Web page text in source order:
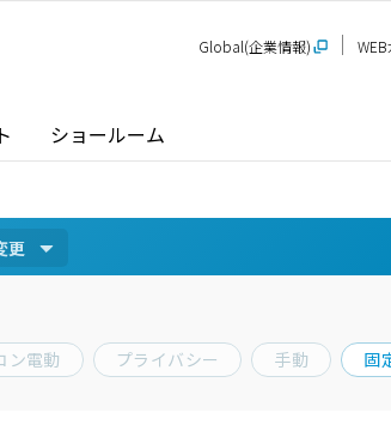
ショールーム
ールーム P-STAGE PR プレゼンテーションルーム
Global(企業情報)
更
ン電動 プライバシー 手動 固